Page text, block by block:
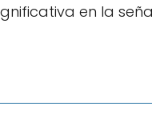
en la